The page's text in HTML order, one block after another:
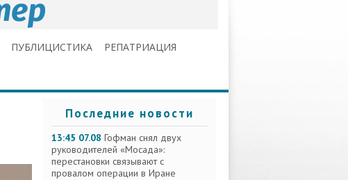
ПУБЛИЦИСТИКА РЕПАТРИАЦИЯ
Последние новости
13:45 07.08 Гофман снял двух
руководителей «Мосада»:
перестановки связывают с
провалом операции в Иране